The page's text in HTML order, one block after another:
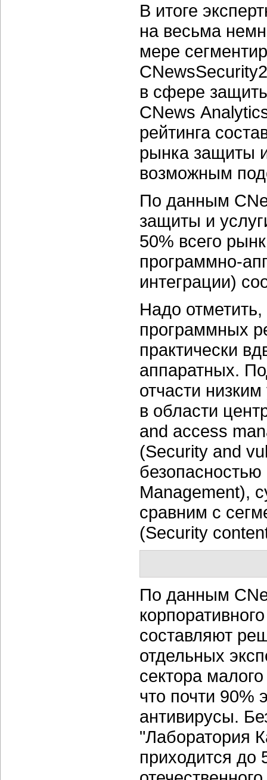
В итоге
на весьма
мере
в сфере
CNews
рейтинга
рынка защиты
возможным
По данным
защиты и
50% всего
программно-
интеграции)
Надо отметить,
программных
практически
аппаратных.
отчасти
в области
and access
(Security and
Management),
сравним с
(Security
По данным
составляют
отдельных
сектора
что почти 90%
антивирусы.
"Лаборатория
приходится до